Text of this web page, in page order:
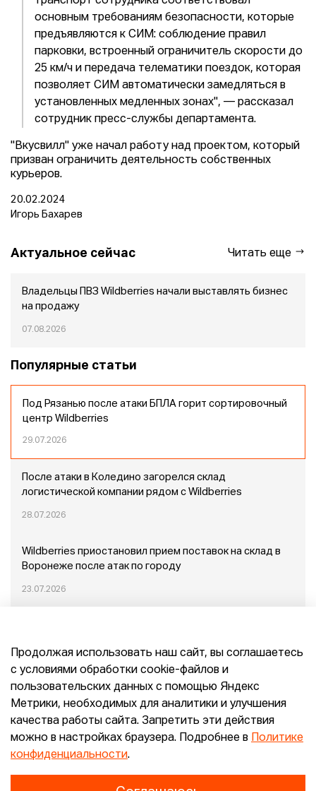
основным требованиям безопасности, которые
предъявляются к СИМ: соблюдение правил
парковки, встроенный ограничитель скорости до
25 км/ч и передача телематики поездок, которая
позволяет СИМ автоматически замедляться в
установленных медленных зонах", — рассказал
сотрудник пресс-службы департамента.
"Вкусвилл" уже начал работу над проектом, который
призван ограничить деятельность собственных
курьеров.
20.02.2024
Игорь Бахарев
Актуальное сейчас Читать еще
Владельцы ПВЗ Wildberries начали выставлять бизнес
на продажу
07.08.2026
Популярные статьи
Под Рязанью после атаки БПЛА горит сортировочный
центр Wildberries
29.07.2026
После атаки в Коледино загорелся склад
логистической компании рядом с Wildberries
28.07.2026
Wildberries приостановил прием поставок на склад в
Воронеже после атак по городу
23.07.2026
Конец эпохи маркетплейсов: прогнозы сооснователя
Mr.Doors Максима Валецкого
26.06.2026
Продолжая использовать наш сайт, вы соглашаетесь
с условиями обработки cookie-файлов и
пользовательских данных с помощью Яндекс
Метрики, необходимых для аналитики и улучшения
качества работы сайта. Запретить эти действия
можно в настройках браузера. Подробнее в
Политике
конфиденциальности.